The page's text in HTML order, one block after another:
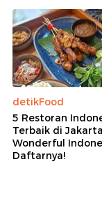
detikFood
5 Restoran
Terbaik di
Wonderful
Daftarnya!